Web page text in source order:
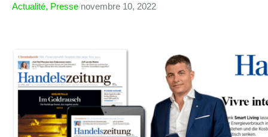
Actualité, Presse/novembre 10, 2022